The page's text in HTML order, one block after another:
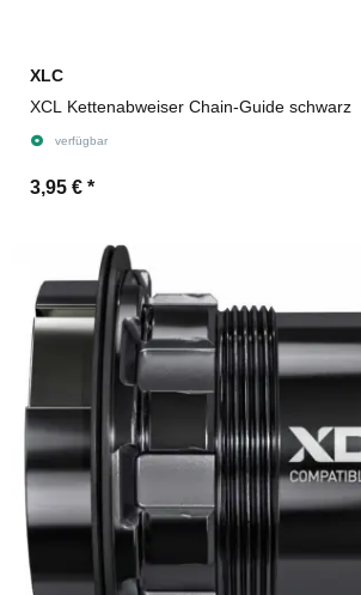
XLC
XCL Kettenabweiser Chain-Guide schwarz
verfügbar
3,95 € *